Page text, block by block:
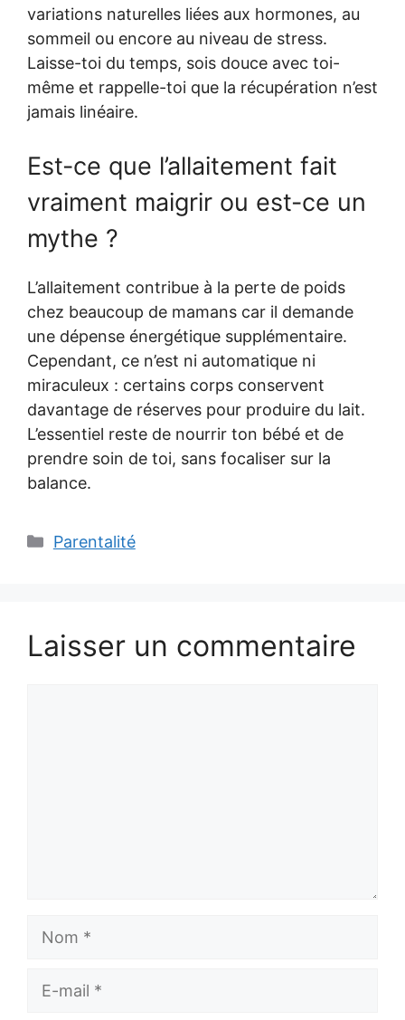
variations naturelles liées aux hormones, au
sommeil ou encore au niveau de stress.
Laisse-toi du temps, sois douce avec toi-
même et rappelle-toi que la récupération n’est
jamais linéaire.
Est-ce que l’allaitement fait
vraiment maigrir ou est-ce un
mythe ?
L’allaitement contribue à la perte de poids
chez beaucoup de mamans car il demande
une dépense énergétique supplémentaire.
Cependant, ce n’est ni automatique ni
miraculeux : certains corps conservent
davantage de réserves pour produire du lait.
L’essentiel reste de nourrir ton bébé et de
prendre soin de toi, sans focaliser sur la
balance.
Catégories
Parentalité
Laisser un commentaire